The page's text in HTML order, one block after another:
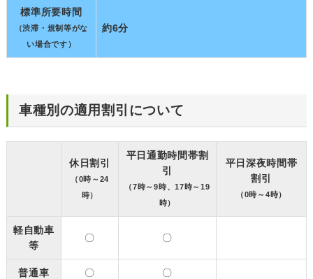
標準所要時間
（渋滞・規制等がな
い場合です）
約6分
車種別の適用割引について
休日割引
（0時～24
時）
平日通勤時間帯割
引
（7時～9時、17時～19
時）
平日深夜時間帯
割引
（0時～4時）
軽自動車
等
〇 〇
普通車 〇 〇